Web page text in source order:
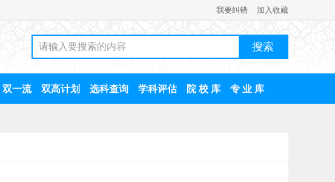
我要纠错 加入收藏
双一流 双高计划 选科查询 学科评估 院 校 库 专 业 库